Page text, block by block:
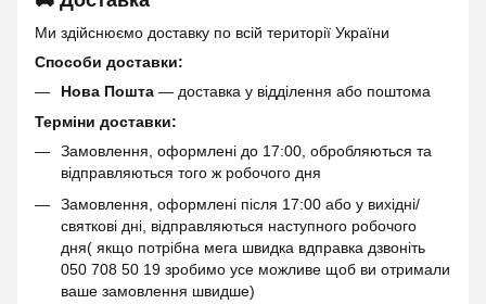
Ми здійснюємо доставку по всій території України
Способи доставки:
Нова Пошта — доставка у відділення або поштома
Терміни доставки:
Замовлення, оформлені до 17:00, обробляються та
відправляються того ж робочого дня
Замовлення, оформлені після 17:00 або у вихідні/
святкові дні, відправляються наступного робочого
дня( якщо потрібна мега швидка вдправка дзвоніть
050 708 50 19 зробимо усе можливе щоб ви отримали
ваше замовлення швидше)